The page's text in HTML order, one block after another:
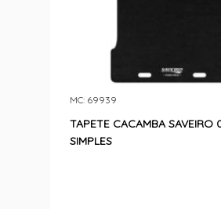
TAPETE CACAMBA SAVEIRO
SIMPLES
MC: 69939